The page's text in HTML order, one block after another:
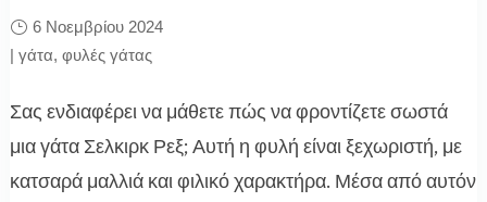
6 Νοεμβρίου 2024
| γάτα, φυλές γάτας
Σας ενδιαφέρει να μάθετε πώς να φροντίζετε σωστά
μια γάτα Σελκιρκ Ρεξ; Αυτή η φυλή είναι ξεχωριστή, με
κατσαρά μαλλιά και φιλικό χαρακτήρα. Μέσα από αυτόν